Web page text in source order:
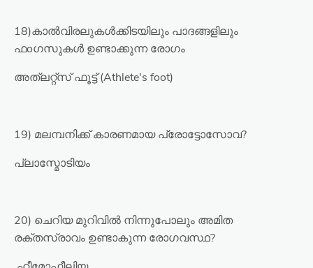
18)കാൽവിരലുകൾക്കിടയിലും പാദങ്ങളിലും
ഫoഗസുകൾ ഉണ്ടാക്കുന്ന രോഗം
അത്ലറ്റ്സ് ഫൂട്ട് (Athlete's foot)
19) മലമ്പനിക്ക് കാരണമായ പ്രോട്ടോസോവ?
പ്ലാസ്മോടിയം
20) ചെറിയ മുറിവിൽ നിന്നുപോലും അമിത
രക്‌തസ്രാവം ഉണ്ടാകുന്ന രോഗവസ്ഥ?